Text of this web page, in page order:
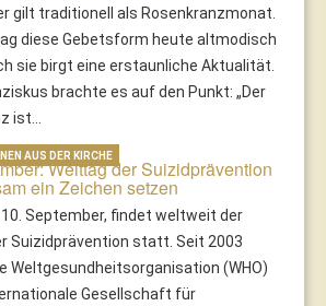
gilt traditionell als Rosenkranzmonat.
diese Gebetsform heute altmodisch
sie birgt eine erstaunliche Aktualität.
brachte es auf den Punkt: „Der
ist…
Welttag der Suizidprävention
ein Zeichen setzen
10. September, findet weltweit der
Suizidprävention statt. Seit 2003
Weltgesundheitsorganisation (WHO)
Gesellschaft für
AUS DER KIRCHE